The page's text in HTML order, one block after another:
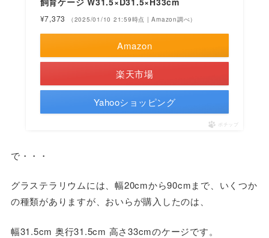
¥7,373 （2025/01/10 21:59時点 | Amazon調べ）
Amazon
楽天市場
Yahooショッピング
ポチップ
で・・・
グラステラリウムには、幅20cmから90cmまで、いくつか
の種類がありますが、おいらが購入したのは、
幅31.5cm 奥行31.5cm 高さ33cmのケージです。